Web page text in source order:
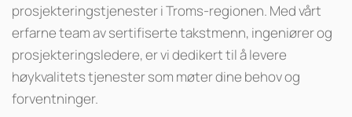
prosjekteringstjenester i Troms-regionen. Med vårt
erfarne team av sertifiserte takstmenn, ingeniører og
prosjekteringsledere, er vi dedikert til å levere
høykvalitets tjenester som møter dine behov og
forventninger.